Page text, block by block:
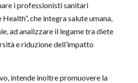
i professionisti sanitari
Health”, che integra salute umana,
ad analizzare il legame tra diete
e riduzione dell’impatto
intende inoltre promuovere la